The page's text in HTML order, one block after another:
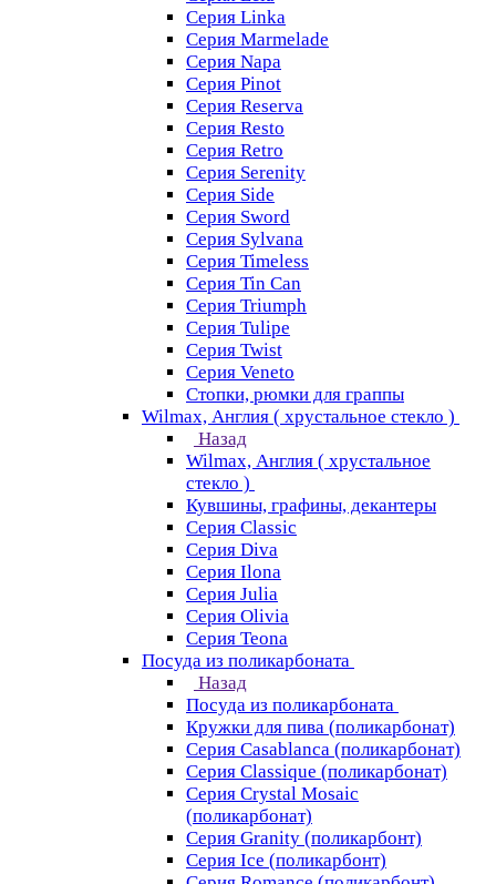
Серия Linka
Серия Marmelade
Серия Napa
Серия Pinot
Серия Reserva
Серия Resto
Серия Retro
Серия Serenity
Серия Side
Серия Sword
Серия Sуlvana
Серия Timeless
Серия Tin Can
Серия Triumph
Серия Tulipe
Серия Twist
Серия Veneto
Стопки, рюмки для граппы
Wilmax, Англия ( хрустальное стекло )
Назад
Wilmax, Англия ( хрустальное
стекло )
Кувшины, графины, декантеры
Серия Classic
Серия Diva
Серия Ilona
Серия Julia
Серия Olivia
Серия Teona
Посуда из поликарбоната
Назад
Посуда из поликарбоната
Кружки для пива (поликарбонат)
Серия Casablanсa (поликарбонат)
Серия Classique (поликарбонат)
Серия Crystal Mosaic
(поликарбонат)
Серия Granity (поликарбонт)
Серия Ice (поликарбонт)